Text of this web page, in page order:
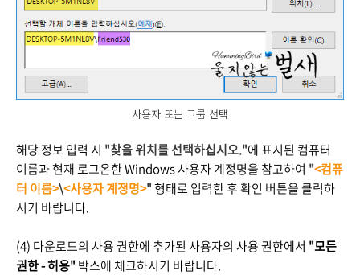
사용자 또는 그룹 선택
해당 정보 입력 시 "찾을 위치를 선택하십시오."에 표시된 컴퓨터
이름과 현재 로그온한 Windows 사용자 계정명을 참고하여 "<컴퓨
터 이름>\<사용자 계정명>"형태로 입력한 후 확인 버튼을 클릭하
시기 바랍니다.
(4) 다운로드의 사용 권한에 추가된 사용자의 사용 권한에서 "모든
권한 - 허용" 박스에 체크하시기 바랍니다.